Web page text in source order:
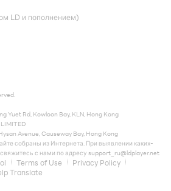
LD и пополнением)
Yuet Rd, Kowloon Bay, KLN, Hong Kong
Avenue, Causeway Bay, Hong Kong
собраны из Интернета. При выявлении каких-
с нами по адресу support_ru@ldplayer.net
Terms of Use
Privacy Policy
Translate